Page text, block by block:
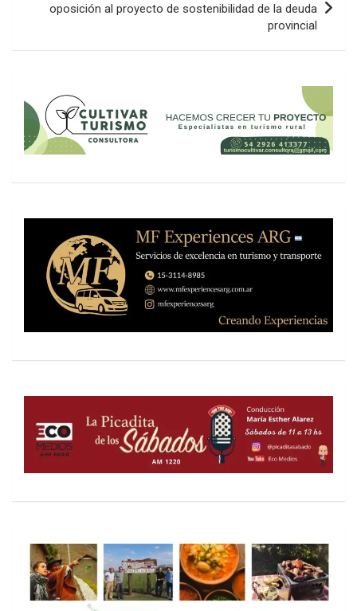
oposición al proyecto de sostenibilidad de la deuda
provincial